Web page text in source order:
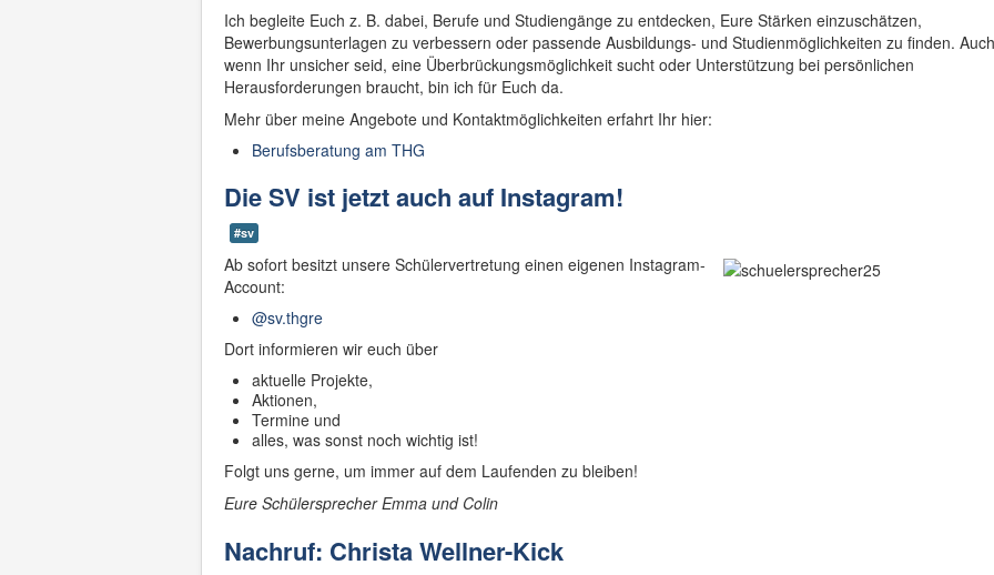
Ich begleite Euch z. B. dabei, Berufe und Studiengänge zu entdecken, Eure Stärken einzuschätzen,
Bewerbungsunterlagen zu verbessern oder passende Ausbildungs- und Studienmöglichkeiten zu finden. Auch
wenn Ihr unsicher seid, eine Überbrückungsmöglichkeit sucht oder Unterstützung bei persönlichen
Herausforderungen braucht, bin ich für Euch da.
Mehr über meine Angebote und Kontaktmöglichkeiten erfahrt Ihr hier:
Berufsberatung am THG
Die SV ist jetzt auch auf Instagram!
#sv
Ab sofort besitzt unsere Schülervertretung einen eigenen Instagram-
Account:
@sv.thgre
Dort informieren wir euch über
aktuelle Projekte,
Aktionen,
Termine und
alles, was sonst noch wichtig ist!
Folgt uns gerne, um immer auf dem Laufenden zu bleiben!
Eure Schülersprecher Emma und Colin
Nachruf: Christa Wellner-Kick